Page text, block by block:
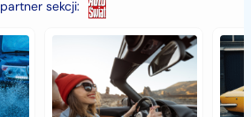
partner sekcji:
Samochód
cabrio
–
czy
czyli